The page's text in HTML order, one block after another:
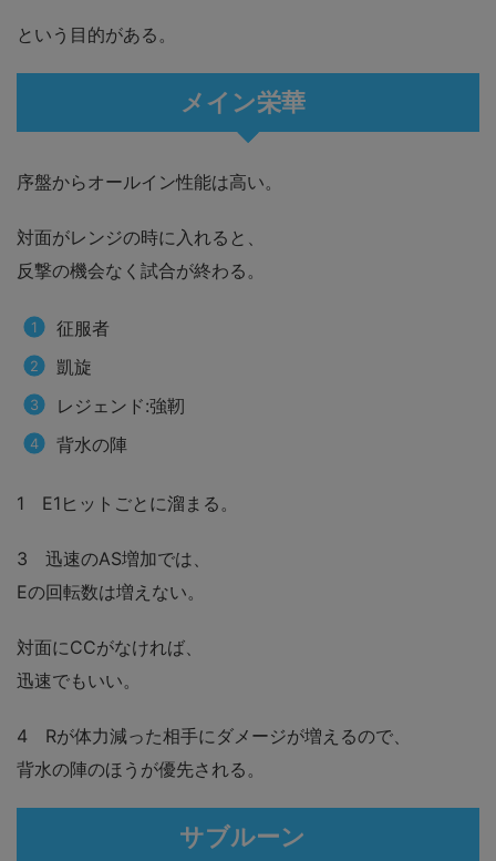
という目的がある。
メイン栄華
序盤からオールイン性能は高い。
対面がレンジの時に入れると、
反撃の機会なく試合が終わる。
征服者
凱旋
レジェンド:強靭
背水の陣
1 E1ヒットごとに溜まる。
3 迅速のAS増加では、
Eの回転数は増えない。
対面にCCがなければ、
迅速でもいい。
4 Rが体力減った相手にダメージが増えるので、
背水の陣のほうが優先される。
サブルーン